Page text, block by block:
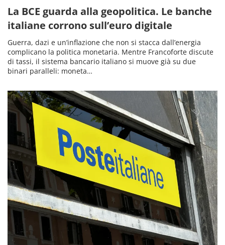
La BCE guarda alla geopolitica. Le banche
italiane corrono sull’euro digitale
Guerra, dazi e un’inflazione che non si stacca dall’energia
complicano la politica monetaria. Mentre Francoforte discute
di tassi, il sistema bancario italiano si muove già su due
binari paralleli: moneta…